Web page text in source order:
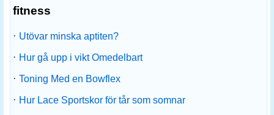
fitness
· Utövar minska aptiten?
· Hur gå upp i vikt Omedelbart
· Toning Med en Bowflex
· Hur Lace Sportskor för tår som somnar